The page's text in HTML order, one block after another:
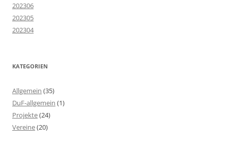
202306
202305
202304
KATEGORIEN
Allgemein (35)
DuF-allgemein (1)
Projekte(24)
Vereine(20)